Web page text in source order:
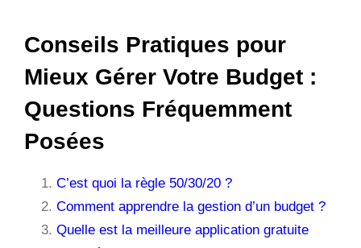
Conseils Pratiques pour
Mieux Gérer Votre Budget :
Questions Fréquemment
Posées
C’est quoi la règle 50/30/20 ?
Comment apprendre la gestion d’un budget ?
Quelle est la meilleure application gratuite